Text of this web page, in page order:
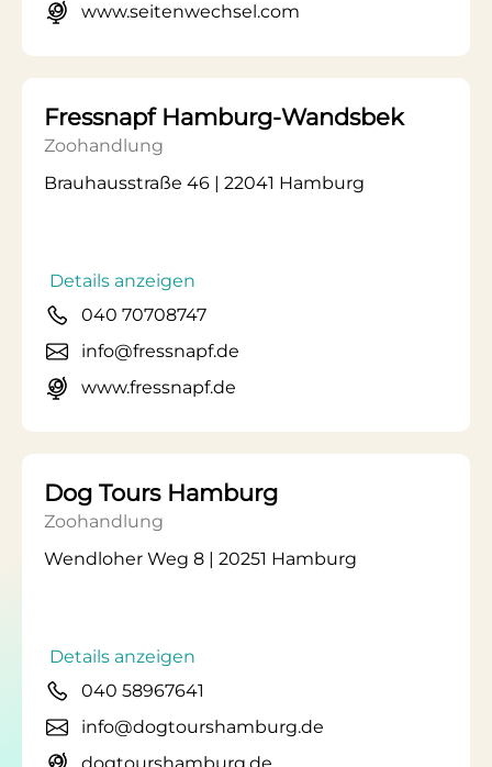
www.seitenwechsel.com
Fressnapf Hamburg-Wandsbek
Zoohandlung
Brauhausstraße 46 | 22041 Hamburg
Details anzeigen
040 70708747
info@fressnapf.de
www.fressnapf.de
Dog Tours Hamburg
Zoohandlung
Wendloher Weg 8 | 20251 Hamburg
Details anzeigen
040 58967641
info@dogtourshamburg.de